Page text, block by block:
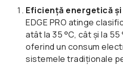
Eficiență energetică
EDGE PRO atinge
atât la 35 °C, cât și la
oferind un consum
sistemele tradiționale